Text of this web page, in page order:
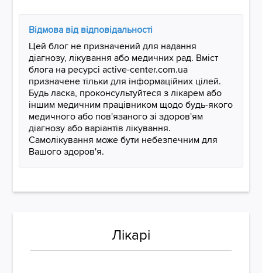
Відмова від відповідальності
Цей блог не призначений для надання
діагнозу, лікування або медичних рад. Вміст
блога на ресурсі active-center.com.ua
призначене тільки для інформаційних цілей.
Будь ласка, проконсультуйтеся з лікарем або
іншим медичним працівником щодо будь-якого
медичного або пов'язаного зі здоров'ям
діагнозу або варіантів лікування.
Самолікування може бути небезпечним для
Вашого здоров'я.
Лікарі